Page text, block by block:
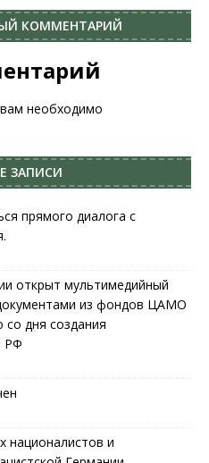
КОММЕНТАРИЙ
необходимо
ЗАПИСИ
прямого диалога с
открыт мультимедийный
из фондов ЦАМО
дня создания
РФ
националистов и